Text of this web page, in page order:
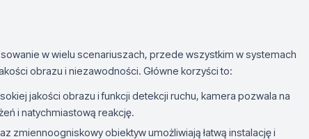
w wielu scenariuszach, przede wszystkim w systemach
obrazu i niezawodności. Główne korzyści to:
jakości obrazu i funkcji detekcji ruchu, kamera pozwala na
i natychmiastową reakcję.
zmiennoogniskowy obiektyw umożliwiają łatwą instalację i